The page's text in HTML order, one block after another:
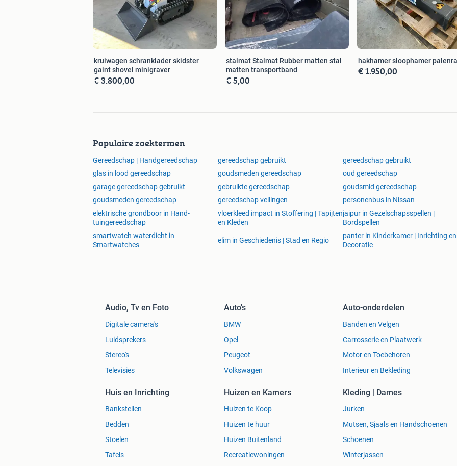
kruiwagen schranklader skidster
gaint shovel minigraver
€ 3.800,00
stalmat Stalmat Rubber matten stal
matten transportband
€ 5,00
hakhamer sloophamer
€ 1.950,00
Populaire zoektermen
Gereedschap | Handgereedschap gereedschap gebruikt gereedschap gebruikt
glas in lood gereedschap
goudsmeden gereedschap oud gereedschap
garage gereedschap gebruikt
gebruikte gereedschap goudsmid gereedschap
goudsmeden gereedschap
gereedschap veilingen personenbus in Nissan
elektrische grondboor in Hand-
tuingereedschap
vloerkleed impact in Stoffering | Tapijten
en Kleden
jaipur in Gezelschapsspellen |
Bordspellen
smartwatch waterdicht in
Smartwatches
elim in Geschiedenis | Stad en Regio
panter in Kinderkamer | Inrichting en
Decoratie
Audio, Tv en Foto
Digitale camera's
Luidsprekers
Stereo's
Televisies
Auto's
BMW
Opel
Peugeot
Volkswagen
Auto-onderdelen
Banden en Velgen
Carrosserie en Plaatwerk
Motor en Toebehoren
Interieur en Bekleding
Huis en Inrichting
Bankstellen
Bedden
Stoelen
Tafels
Huizen en Kamers
Huizen te Koop
Huizen te huur
Huizen Buitenland
Recreatiewoningen
Kleding | Dames
Jurken
Mutsen, Sjaals en Handschoenen
Schoenen
Winterjassen